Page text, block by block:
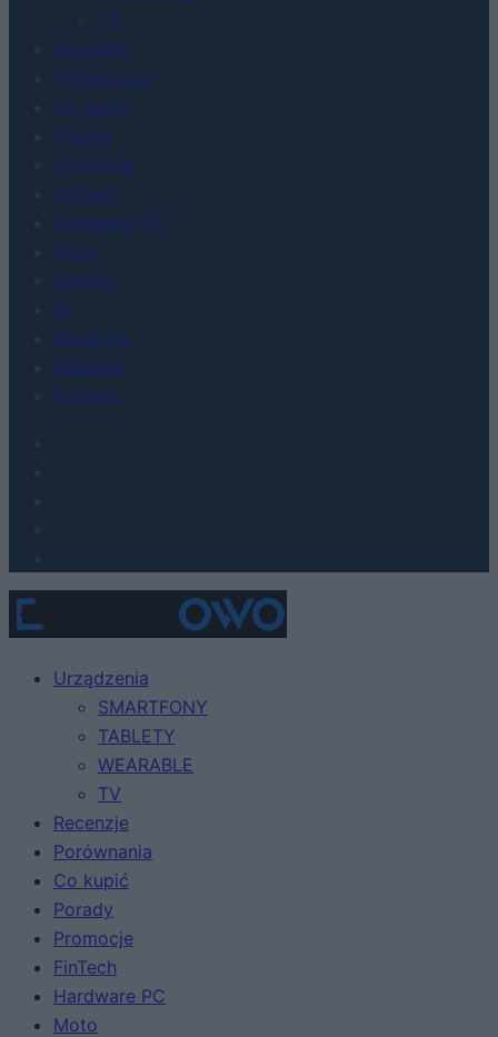
TV
Recenzje
Porównania
Co kupić
Porady
Promocje
FinTech
Hardware PC
Moto
Gaming
AI
Redakcja
Reklama
Kontakt
Urządzenia
SMARTFONY
TABLETY
WEARABLE
TV
Recenzje
Porównania
Co kupić
Porady
Promocje
FinTech
Hardware PC
Moto